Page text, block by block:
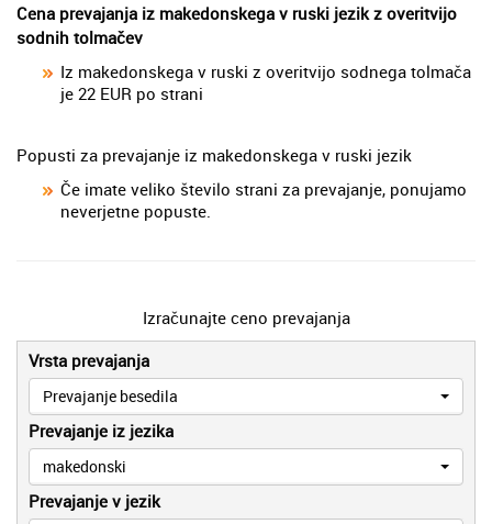
Cena prevajanja iz makedonskega v ruski jezik z overitvijo
sodnih tolmačev
Iz makedonskega v ruski z overitvijo sodnega tolmača
je 22 EUR po strani
Popusti za prevajanje iz makedonskega v ruski jezik
Če imate veliko število strani za prevajanje, ponujamo
neverjetne popuste.
Izračunajte ceno prevajanja
Vrsta prevajanja
Prevajanje besedila
Prevajanje iz jezika
makedonski
Prevajanje v jezik